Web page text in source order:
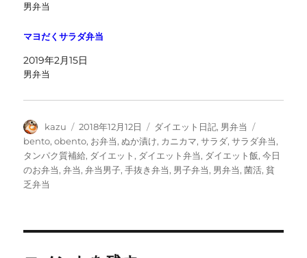
男弁当
マヨだくサラダ弁当
2019年2月15日
男弁当
投
稿
者
kazu
投
稿
日:
2018年12月12日
カ
テ
ゴ
リ
ダイエット日記, 男弁当
グ
bento,obento, お弁当,ぬか漬け, カニカマ,サラダ,サラダ弁当,
タンパク質補給, ダイエット , ダイエット弁当, ダイエット飯,今日
のお弁当,弁当,弁当男子,手抜き弁当, 男子弁当, 男弁当,菌活,貧
乏弁当